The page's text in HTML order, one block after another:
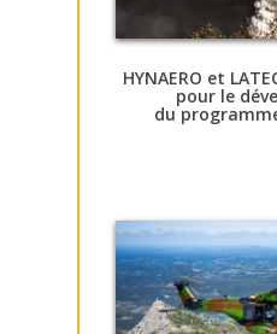
HYNAERO et
pour le
du